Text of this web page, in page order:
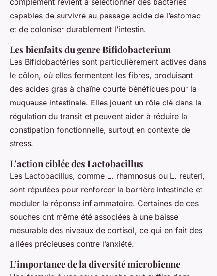
complément revient à sélectionner des bactéries
capables de survivre au passage acide de l’estomac
et de coloniser durablement l’intestin.
Les bienfaits du genre Bifidobacterium
Les Bifidobactéries sont particulièrement actives dans
le côlon, où elles fermentent les fibres, produisant
des acides gras à chaîne courte bénéfiques pour la
muqueuse intestinale. Elles jouent un rôle clé dans la
régulation du transit et peuvent aider à réduire la
constipation fonctionnelle, surtout en contexte de
stress.
L’action ciblée des Lactobacillus
Les Lactobacillus, comme L. rhamnosus ou L. reuteri,
sont réputées pour renforcer la barrière intestinale et
moduler la réponse inflammatoire. Certaines de ces
souches ont même été associées à une baisse
mesurable des niveaux de cortisol, ce qui en fait des
alliées précieuses contre l’anxiété.
L’importance de la diversité microbienne